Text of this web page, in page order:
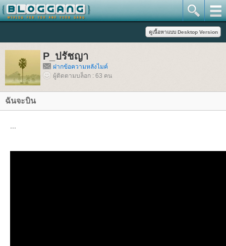
P_ปรัชญา
ฝากข้อความหลังไมค์
ผู้ติดตามบล็อก : 63 คน
ฉันจะบิน